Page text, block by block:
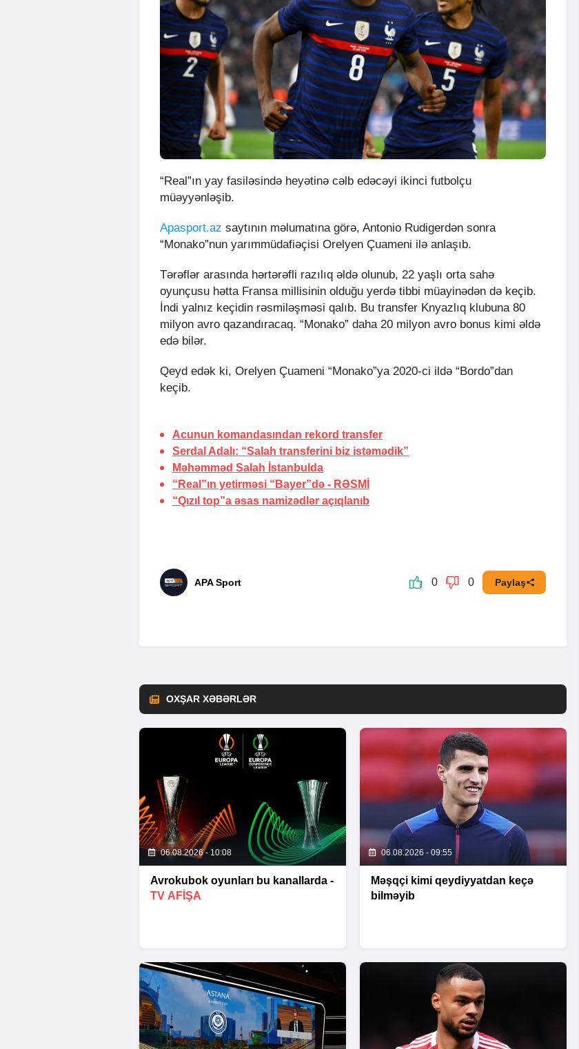
“Real”ın yay fasiləsində heyətinə cəlb edəcəyi ikinci futbolçu
müəyyənləşib.
Apasport.az saytının məlumatına görə, Antonio Rudigerdən sonra
“Monako”nun yarımmüdafiəçisi Orelyen Çuameni ilə anlaşıb.
Tərəflər arasında hərtərəfli razılıq əldə olunub, 22 yaşlı orta sahə
oyunçusu hətta Fransa millisinin olduğu yerdə tibbi müayinədən də keçib.
İndi yalnız keçidin rəsmiləşməsi qalıb. Bu transfer Knyazlıq klubuna 80
milyon avro qazandıracaq. “Monako” daha 20 milyon avro bonus kimi əldə
edə bilər.
Qeyd edək ki, Orelyen Çuameni “Monako”ya 2020-ci ildə “Bordo”dan
keçib.
Acunun komandasından rekord transfer
Serdal Adalı: “Salah transferini biz istəmədik”
Məhəmməd Salah İstanbulda
“Real”ın yetirməsi “Bayer”də - RƏSMİ
“Qızıl top”a əsas namizədlər açıqlanıb
APA Sport 0 0 Paylaş
OXŞAR XƏBƏRLƏR
06.08.2026 - 10:08
Avrokubok oyunları bu kanallarda -
TV AFİŞA
06.08.2026 - 09:55
Məşqçi kimi qeydiyyatdan keçə
bilməyib